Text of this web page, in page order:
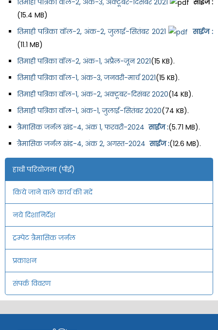
हाथी परियोजना (पीई)
किये जाने वाले कार्य की मदें
नये दिशानिर्देश
ट्रम्पेट त्रैमासिक जर्नल
प्रकाशन
संपर्क विवरण
(15.4 MB)
तिमाही पत्रिका वॉल-2, अंक-2, जुलाई-सितंबर 2021
साईज :
(11.1 MB)
तिमाही पत्रिका वॉल-2, अंक-1, अप्रैल-जून 2021(15 KB).
तिमाही पत्रिका वॉल-1, अंक-3, जनवरी-मार्च 2021(15 KB).
तिमाही पत्रिका वॉल-1, अंक-2, अक्टूबर-दिसंबर 2020(14 KB).
तिमाही पत्रिका वॉल-1, अंक-1, जुलाई-सितंबर 2020(74 KB).
त्रैमासिक जर्नल खंड-4, अंक 1, फरवरी-2024 साईज :(5.71 MB).
त्रैमासिक जर्नल खंड-4, अंक 2, अगस्त-2024 साईज :(12.6 MB).